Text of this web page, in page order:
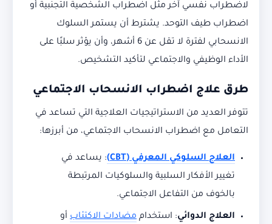
لاضطراب نفسي آخر مثل اضطراب الشخصية التجنبية أو
اضطراب طيف التوحد. يشترط أن يستمر السلوك
الانسحابي لفترة لا تقل عن 6 أشهر، وأن يؤثر سلبًا على
الأداء الوظيفي والاجتماعي لتأكيد التشخيص.
طرق علاج اضطراب الانسحاب الاجتماعي
تتوفر العديد من الاستراتيجيات العلاجية التي تساعد في
التعامل مع اضطراب الانسحاب الاجتماعي، من أبرزها:
العلاج السلوكي المعرفي(CBT)
: يساعد في
تغيير الأفكار السلبية والسلوكيات المرتبطة
بالخوف من التفاعل الاجتماعي.
العلاج الدوائي: استخدام مضادات الاكتئاب أو